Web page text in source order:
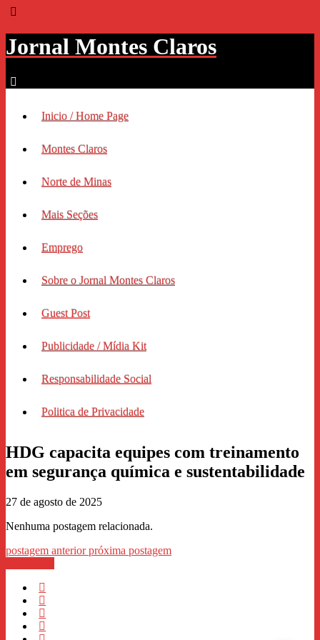
Jornal Montes Claros
Inicio / Home Page
Montes Claros
Norte de Minas
Mais Seções
Emprego
Sobre o Jornal Montes Claros
Guest Post
Publicidade / Mídia Kit
Responsabilidade Social
Politica de Privacidade
HDG capacita equipes com treinamento
em segurança química e sustentabilidade
27 de agosto de 2025
Nenhuma postagem relacionada.
postagem anteriorpróxima postagem